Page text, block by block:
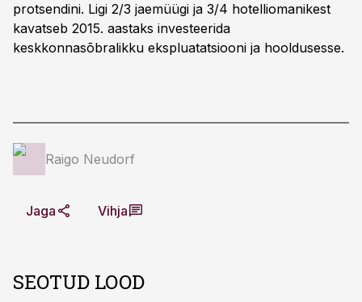
protsendini. Ligi 2/3 jaemüügi ja 3/4 hotelliomanikest
kavatseb 2015. aastaks investeerida
keskkonnasõbralikku ekspluatatsiooni ja hooldusesse.
Raigo Neudorf
Jaga Vihja
SEOTUD LOOD